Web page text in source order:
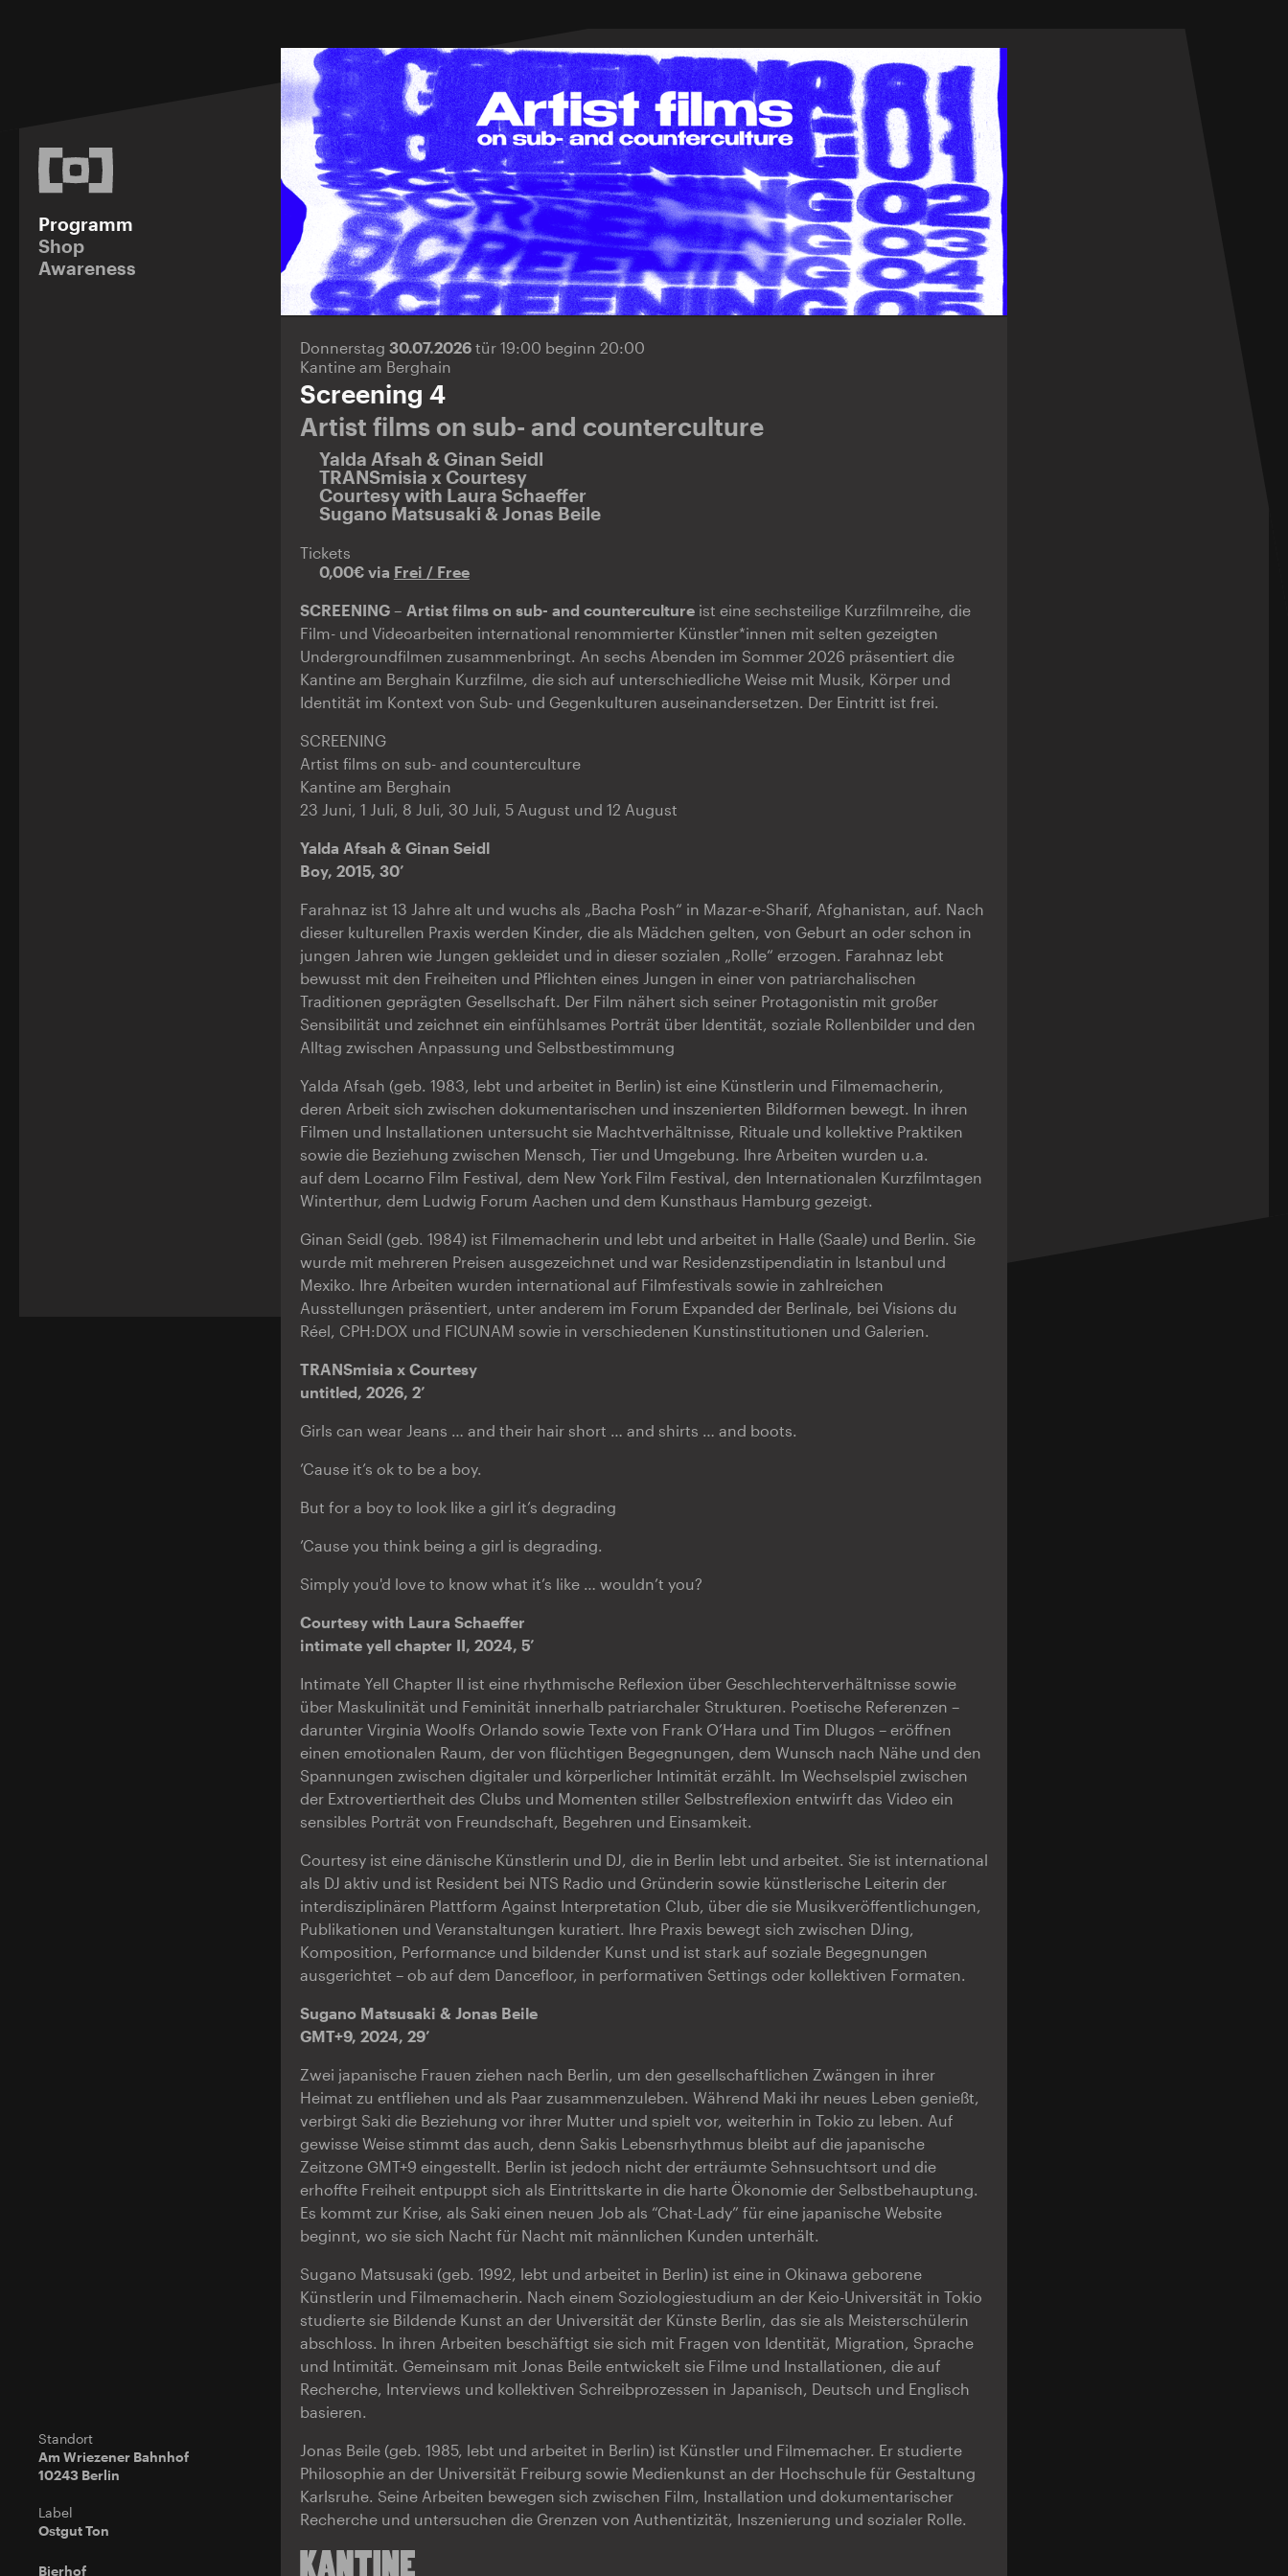
Programm
Shop
Awareness
Standort
Am Wriezener Bahnhof
10243 Berlin
Label
Ostgut Ton
Bierhof
Donnerstag 30.07.2026 tür 19:00 beginn 20:00
Kantine am Berghain
Screening 4
Artist films on sub- and counterculture
Yalda Afsah & Ginan Seidl
TRANSmisia x Courtesy
Courtesy with Laura Schaeffer
Sugano Matsusaki & Jonas Beile
Tickets
0,00€ via Frei / Free
SCREENING – Artist films on sub- and countercultureist eine sechsteilige Kurzfilmreihe, die
Film- und Videoarbeiten international renommierter Künstler*innen mit selten gezeigten
Undergroundfilmen zusammenbringt. An sechs Abenden im Sommer 2026 präsentiert die
Kantine am Berghain Kurzfilme, die sich auf unterschiedliche Weise mit Musik, Körper und
Identität im Kontext von Sub- und Gegenkulturen auseinandersetzen. Der Eintritt ist frei.
SCREENING
Artist films on sub- and counterculture
Kantine am Berghain
23 Juni, 1 Juli, 8 Juli, 30 Juli, 5 August und 12 August
Yalda Afsah & Ginan Seidl
Boy, 2015, 30’
Farahnaz ist 13 Jahre alt und wuchs als „Bacha Posh“ in Mazar-e-Sharif, Afghanistan, auf. Nach
dieser kulturellen Praxis werden Kinder, die als Mädchen gelten, von Geburt an oder schon in
jungen Jahren wie Jungen gekleidet und in dieser sozialen „Rolle“ erzogen. Farahnaz lebt
bewusst mit den Freiheiten und Pflichten eines Jungen in einer von patriarchalischen
Traditionen geprägten Gesellschaft. Der Film nähert sich seiner Protagonistin mit großer
Sensibilität und zeichnet ein einfühlsames Porträt über Identität, soziale Rollenbilder und den
Alltag zwischen Anpassung und Selbstbestimmung
Yalda Afsah (geb. 1983, lebt und arbeitet in Berlin) ist eine Künstlerin und Filmemacherin,
deren Arbeit sich zwischen dokumentarischen und inszenierten Bildformen bewegt. In ihren
Filmen und Installationen untersucht sie Machtverhältnisse, Rituale und kollektive Praktiken
sowie die Beziehung zwischen Mensch, Tier und Umgebung. Ihre Arbeiten wurden u.a.
auf dem Locarno Film Festival, dem New York Film Festival, den Internationalen Kurzfilmtagen
Winterthur, dem Ludwig Forum Aachen und dem Kunsthaus Hamburg gezeigt.
Ginan Seidl (geb. 1984) ist Filmemacherin und lebt und arbeitet in Halle (Saale) und Berlin. Sie
wurde mit mehreren Preisen ausgezeichnet und war Residenzstipendiatin in Istanbul und
Mexiko. Ihre Arbeiten wurden international auf Filmfestivals sowie in zahlreichen
Ausstellungen präsentiert, unter anderem im Forum Expanded der Berlinale, bei Visions du
Réel, CPH:DOX und FICUNAM sowie in verschiedenen Kunstinstitutionen und Galerien.
TRANSmisia x Courtesy
untitled, 2026, 2’
Girls can wear Jeans … and their hair short … and shirts … and boots.
’Cause it’s ok to be a boy.
But for a boy to look like a girl it’s degrading
’Cause you think being a girl is degrading.
Simply you'd love to know what it’s like … wouldn’t you?
Courtesy with Laura Schaeffer
intimate yell chapter II, 2024, 5’
Intimate Yell Chapter II ist eine rhythmische Reflexion über Geschlechterverhältnisse sowie
über Maskulinität und Feminität innerhalb patriarchaler Strukturen. Poetische Referenzen –
darunter Virginia Woolfs Orlando sowie Texte von Frank O’Hara und Tim Dlugos – eröffnen
einen emotionalen Raum, der von flüchtigen Begegnungen, dem Wunsch nach Nähe und den
Spannungen zwischen digitaler und körperlicher Intimität erzählt. Im Wechselspiel zwischen
der Extrovertiertheit des Clubs und Momenten stiller Selbstreflexion entwirft das Video ein
sensibles Porträt von Freundschaft, Begehren und Einsamkeit.
Courtesy ist eine dänische Künstlerin und DJ, die in Berlin lebt und arbeitet. Sie ist international
als DJ aktiv und ist Resident bei NTS Radio und Gründerin sowie künstlerische Leiterin der
interdisziplinären Plattform Against Interpretation Club, über die sie Musikveröffentlichungen,
Publikationen und Veranstaltungen kuratiert. Ihre Praxis bewegt sich zwischen DJing,
Komposition, Performance und bildender Kunst und ist stark auf soziale Begegnungen
ausgerichtet – ob auf dem Dancefloor, in performativen Settings oder kollektiven Formaten.
Sugano Matsusaki & Jonas Beile
GMT+9, 2024, 29’
Zwei japanische Frauen ziehen nach Berlin, um den gesellschaftlichen Zwängen in ihrer
Heimat zu entfliehen und als Paar zusammenzuleben. Während Maki ihr neues Leben genießt,
verbirgt Saki die Beziehung vor ihrer Mutter und spielt vor, weiterhin in Tokio zu leben. Auf
gewisse Weise stimmt das auch, denn Sakis Lebensrhythmus bleibt auf die japanische
Zeitzone GMT+9 eingestellt. Berlin ist jedoch nicht der erträumte Sehnsuchtsort und die
erhoffte Freiheit entpuppt sich als Eintrittskarte in die harte Ökonomie der Selbstbehauptung.
Es kommt zur Krise, als Saki einen neuen Job als “Chat-Lady” für eine japanische Website
beginnt, wo sie sich Nacht für Nacht mit männlichen Kunden unterhält.
Sugano Matsusaki (geb. 1992, lebt und arbeitet in Berlin) ist eine in Okinawa geborene
Künstlerin und Filmemacherin. Nach einem Soziologiestudium an der Keio-Universität in Tokio
studierte sie Bildende Kunst an der Universität der Künste Berlin, das sie als Meisterschülerin
abschloss. In ihren Arbeiten beschäftigt sie sich mit Fragen von Identität, Migration, Sprache
und Intimität. Gemeinsam mit Jonas Beile entwickelt sie Filme und Installationen, die auf
Recherche, Interviews und kollektiven Schreibprozessen in Japanisch, Deutsch und Englisch
basieren.
Jonas Beile (geb. 1985, lebt und arbeitet in Berlin) ist Künstler und Filmemacher. Er studierte
Philosophie an der Universität Freiburg sowie Medienkunst an der Hochschule für Gestaltung
Karlsruhe. Seine Arbeiten bewegen sich zwischen Film, Installation und dokumentarischer
Recherche und untersuchen die Grenzen von Authentizität, Inszenierung und sozialer Rolle.